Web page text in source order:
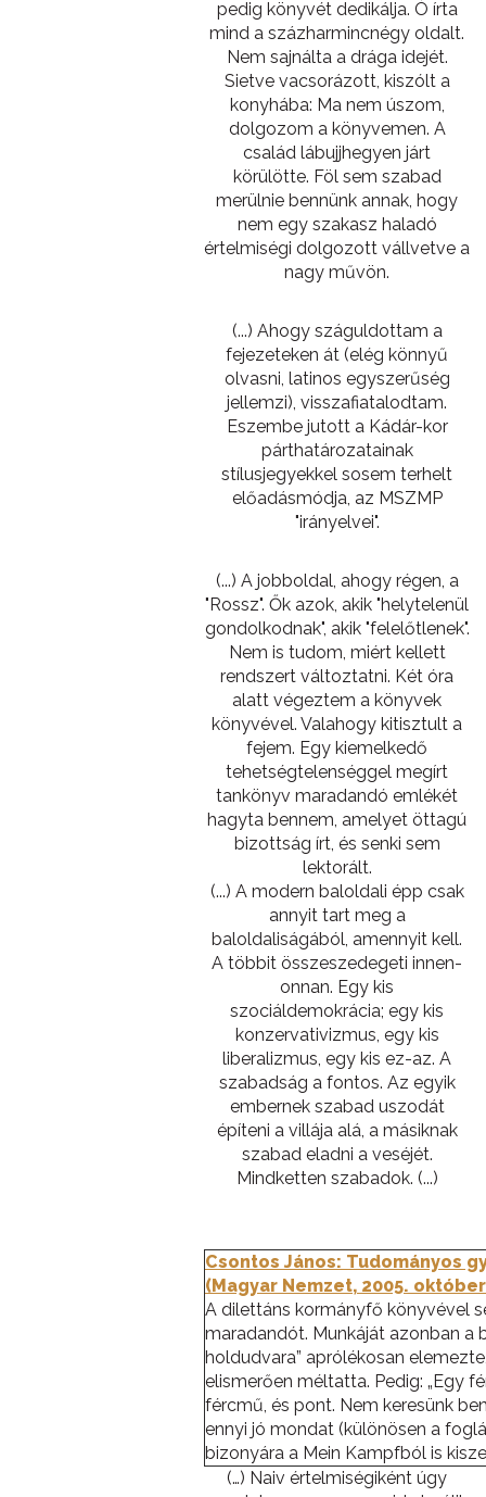
pedig könyvét dedikálja. Ó írta
mind a százharmincnégy oldalt.
Nem sajnálta a drága idejét.
Sietve vacsorázott, kiszólt a
konyhába: Ma nem úszom,
dolgozom a könyvemen. A
család lábujjhegyen járt
körülötte. Föl sem szabad
merülnie bennünk annak, hogy
nem egy szakasz haladó
értelmiségi dolgozott vállvetve a
nagy művön.
(...) Ahogy száguldottam a
fejezeteken át (elég könnyű
olvasni, latinos egyszerűség
jellemzi), visszafiatalodtam.
Eszembe jutott a Kádár-kor
párthatározatainak
stílusjegyekkel sosem terhelt
előadásmódja, az MSZMP
"irányelvei".
(...) A jobboldal, ahogy régen, a
"Rossz". Ők azok, akik "helytelenül
gondolkodnak", akik "felelőtlenek".
Nem is tudom, miért kellett
rendszert változtatni. Két óra
alatt végeztem a könyvek
könyvével. Valahogy kitisztult a
fejem. Egy kiemelkedő
tehetségtelenséggel megírt
tankönyv maradandó emlékét
hagyta bennem, amelyet öttagú
bizottság írt, és senki sem
lektorált.
(...) A modern baloldali épp csak
annyit tart meg a
baloldaliságából, amennyit kell.
A többit összeszedegeti innen-
onnan. Egy kis
szociáldemokrácia; egy kis
konzervativizmus, egy kis
liberalizmus, egy kis ez-az. A
szabadság a fontos. Az egyik
embernek szabad uszodát
építeni a villája alá, a másiknak
szabad eladni a veséjét.
Mindketten szabadok. (...)
Csontos János: Tudományos
(Magyar Nemzet, 2005.
A dilettáns kormányfő könyvével
maradandót. Munkáját azonban a
holdudvara” aprólékosan
elismerően méltatta. Pedig: „Egy
fércmű, és pont. Nem keresünk
ennyi jó mondat (különösen a
bizonyára a Mein Kampfból is
(…) Naiv értelmiségiként úgy